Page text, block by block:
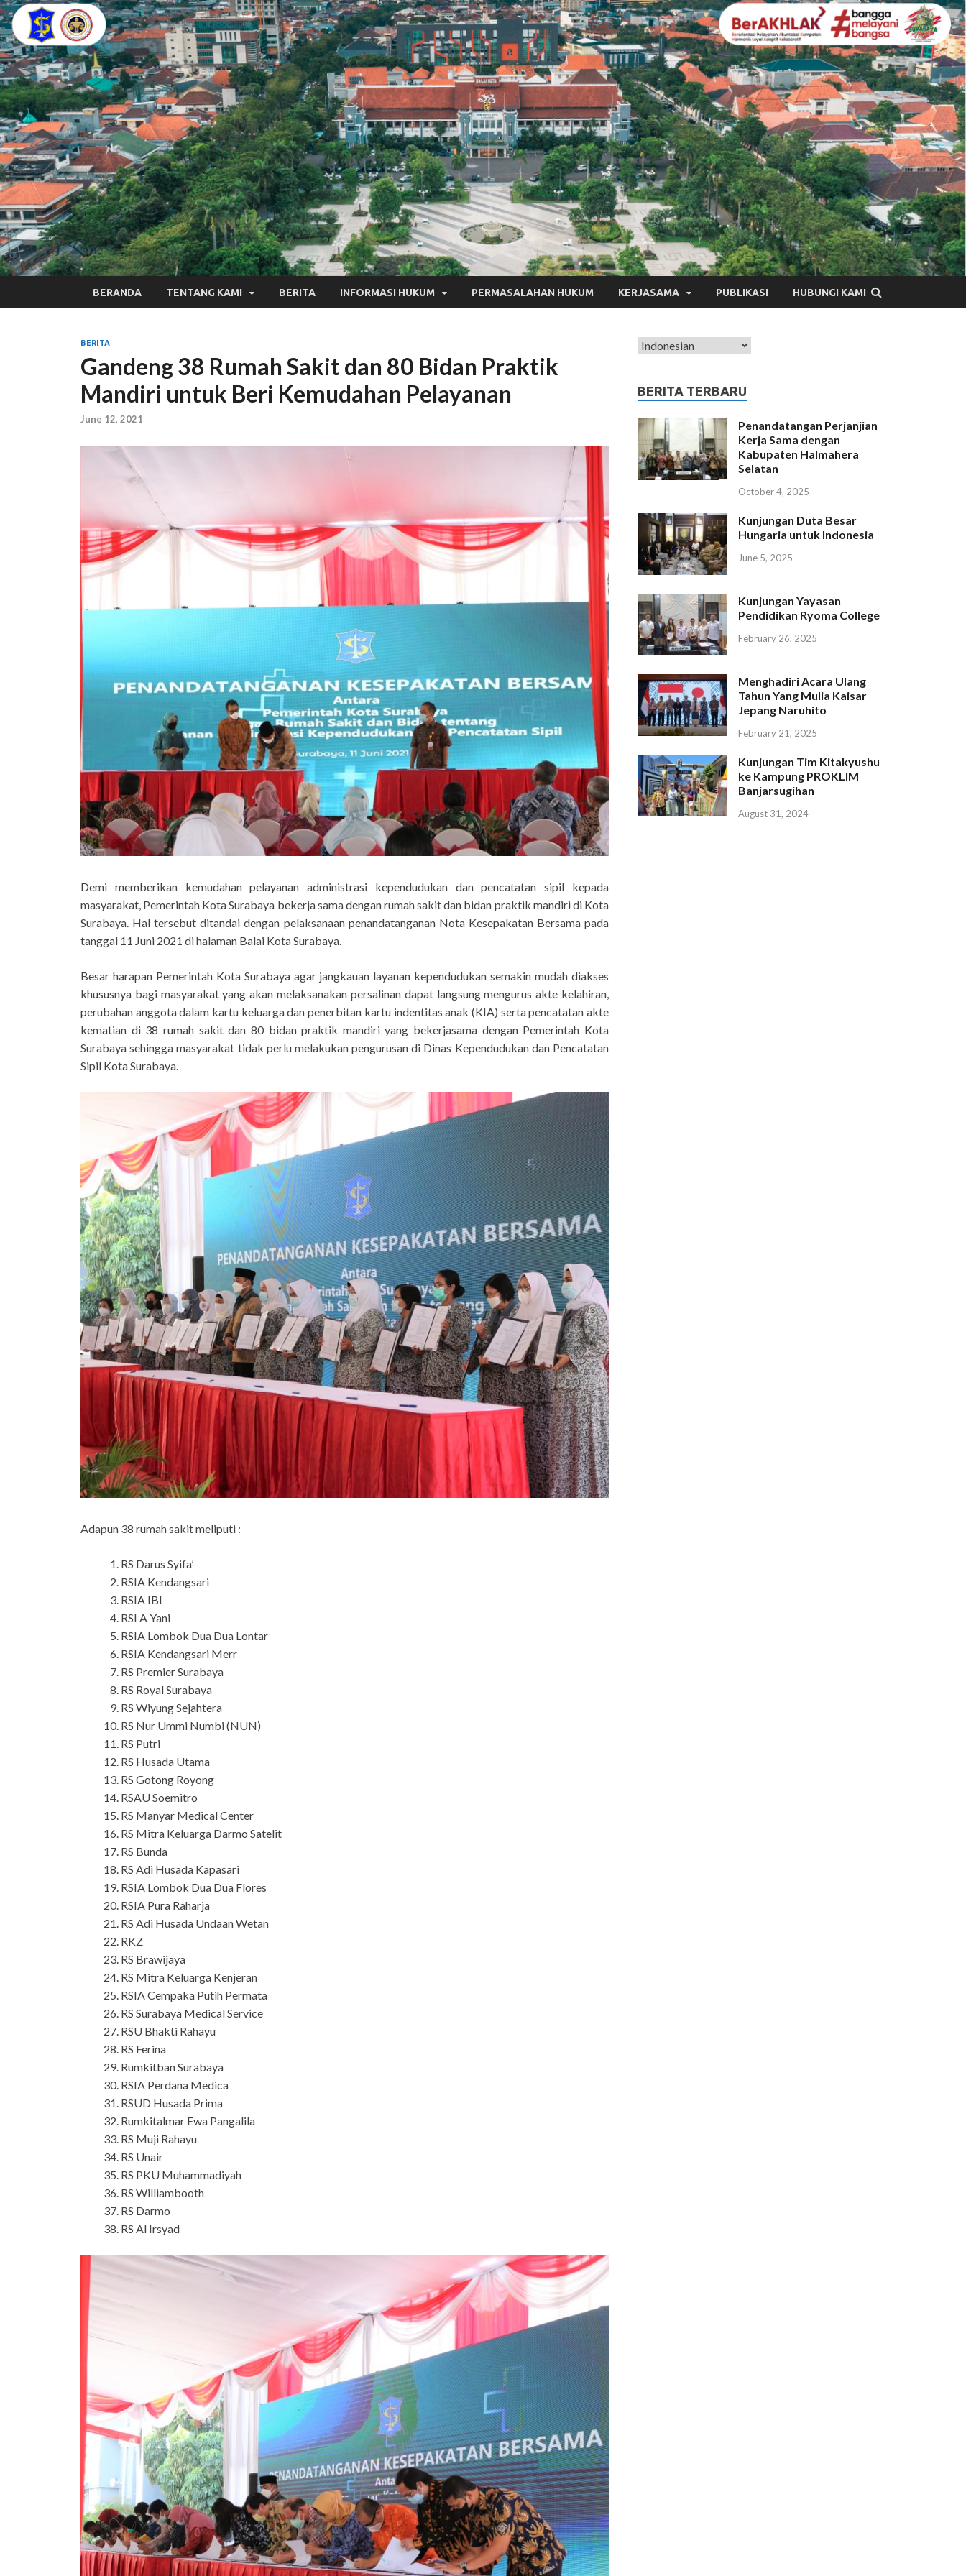
BERANDA TENTANG KAMI BERITA INFORMASI HUKUM PERMASALAHAN HUKUM KERJASAMA PUBLIKASI HUBUNGI KAMI
BERITA
Gandeng 38 Rumah Sakit dan 80 Bidan Praktik
Mandiri untuk Beri Kemudahan Pelayanan
June 12, 2021
Demi memberikan kemudahan pelayanan administrasi kependudukan dan pencatatan sipil kepada
masyarakat, Pemerintah Kota Surabaya bekerja sama dengan rumah sakit dan bidan praktik mandiri di Kota
Surabaya. Hal tersebut ditandai dengan pelaksanaan penandatanganan Nota Kesepakatan Bersama pada
tanggal 11 Juni 2021 di halaman Balai Kota Surabaya.
Besar harapan Pemerintah Kota Surabaya agar jangkauan layanan kependudukan semakin mudah diakses
khususnya bagi masyarakat yang akan melaksanakan persalinan dapat langsung mengurus akte kelahiran,
perubahan anggota dalam kartu keluarga dan penerbitan kartu indentitas anak (KIA) serta pencatatan akte
kematian di 38 rumah sakit dan 80 bidan praktik mandiri yang bekerjasama dengan Pemerintah Kota
Surabaya sehingga masyarakat tidak perlu melakukan pengurusan di Dinas Kependudukan dan Pencatatan
Sipil Kota Surabaya.
Adapun 38 rumah sakit meliputi :
RS Darus Syifa’
RSIA Kendangsari
RSIA IBI
RSI A Yani
RSIA Lombok Dua Dua Lontar
RSIA Kendangsari Merr
RS Premier Surabaya
RS Royal Surabaya
RS Wiyung Sejahtera
RS Nur Ummi Numbi (NUN)
RS Putri
RS Husada Utama
RS Gotong Royong
RSAU Soemitro
RS Manyar Medical Center
RS Mitra Keluarga Darmo Satelit
RS Bunda
RS Adi Husada Kapasari
RSIA Lombok Dua Dua Flores
RSIA Pura Raharja
RS Adi Husada Undaan Wetan
RKZ
RS Brawijaya
RS Mitra Keluarga Kenjeran
RSIA Cempaka Putih Permata
RS Surabaya Medical Service
RSU Bhakti Rahayu
RS Ferina
Rumkitban Surabaya
RSIA Perdana Medica
RSUD Husada Prima
Rumkitalmar Ewa Pangalila
RS Muji Rahayu
RS Unair
RS PKU Muhammadiyah
RS Williambooth
RS Darmo
RS Al Irsyad
BERITA TERBARU
Penandatangan Perjanjian
Kerja Sama dengan
Kabupaten Halmahera
Selatan
October 4, 2025
Kunjungan Duta Besar
Hungaria untuk Indonesia
June 5, 2025
Kunjungan Yayasan
Pendidikan Ryoma College
February 26, 2025
Menghadiri Acara Ulang
Tahun Yang Mulia Kaisar
Jepang Naruhito
February 21, 2025
Kunjungan Tim Kitakyushu
ke Kampung PROKLIM
Banjarsugihan
August 31, 2024